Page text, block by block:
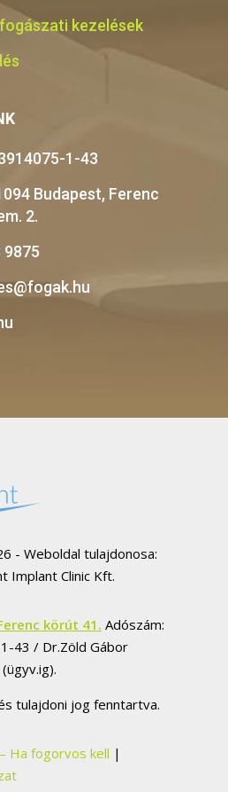
kezelések
1-43
Budapest, Ferenc
2.
9875
- Weboldal tulajdonosa:
Implant Clinic Kft.
körút 41. Adószám:
43 / Dr.Zöld Gábor
(ügyv.ig).
tulajdoni jog fenntartva.
Ha fogorvos kell |